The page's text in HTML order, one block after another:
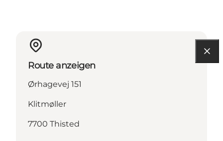
Route anzeigen
Ørhagevej 151
Klitmøller
7700 Thisted